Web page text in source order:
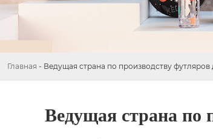
Главная - Ведущая страна по производству
Ведущая страна по